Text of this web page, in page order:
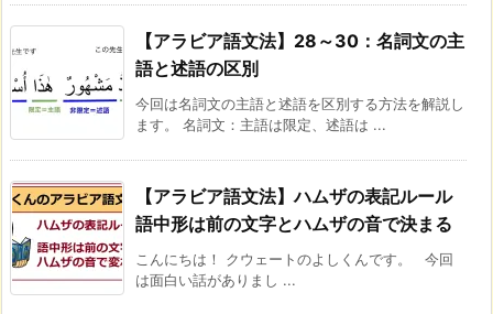
【アラビア語文法】28～30：名詞文の主
語と述語の区別
今回は名詞文の主語と述語を区別する方法を解説し
ます。 名詞文：主語は限定、述語は ...
【アラビア語文法】ハムザの表記ルール
語中形は前の文字とハムザの音で決まる
こんにちは！ クウェートのよしくんです。 今回
は面白い話がありまし ...